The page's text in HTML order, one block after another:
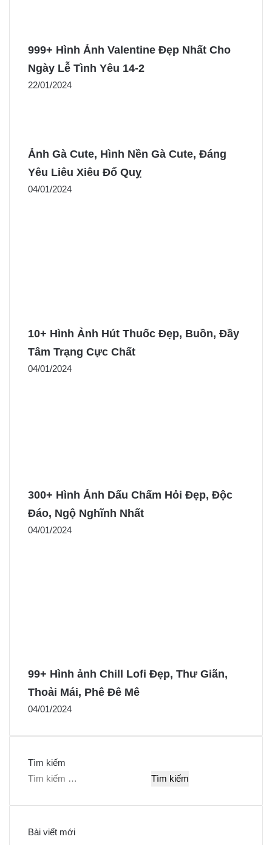
999+ Hình Ảnh Valentine Đẹp Nhất Cho
Ngày Lễ Tình Yêu 14-2
22/01/2024
Ảnh Gà Cute, Hình Nền Gà Cute, Đáng
Yêu Liêu Xiêu Đổ Quỵ
04/01/2024
10+ Hình Ảnh Hút Thuốc Đẹp, Buồn, Đầy
Tâm Trạng Cực Chất
04/01/2024
300+ Hình Ảnh Dấu Chấm Hỏi Đẹp, Độc
Đáo, Ngộ Nghĩnh Nhất
04/01/2024
99+ Hình ảnh Chill Lofi Đẹp, Thư Giãn,
Thoải Mái, Phê Đê Mê
04/01/2024
Tìm kiếm
T
k
Bài viết mới